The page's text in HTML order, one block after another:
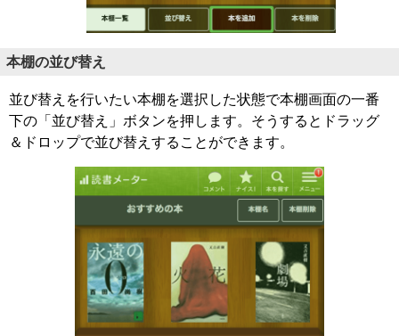
本棚の並び替え
並び替えを行いたい本棚を選択した状態で本棚画面の一番
下の「並び替え」ボタンを押します。そうするとドラッグ
＆ドロップで並び替えすることができます。